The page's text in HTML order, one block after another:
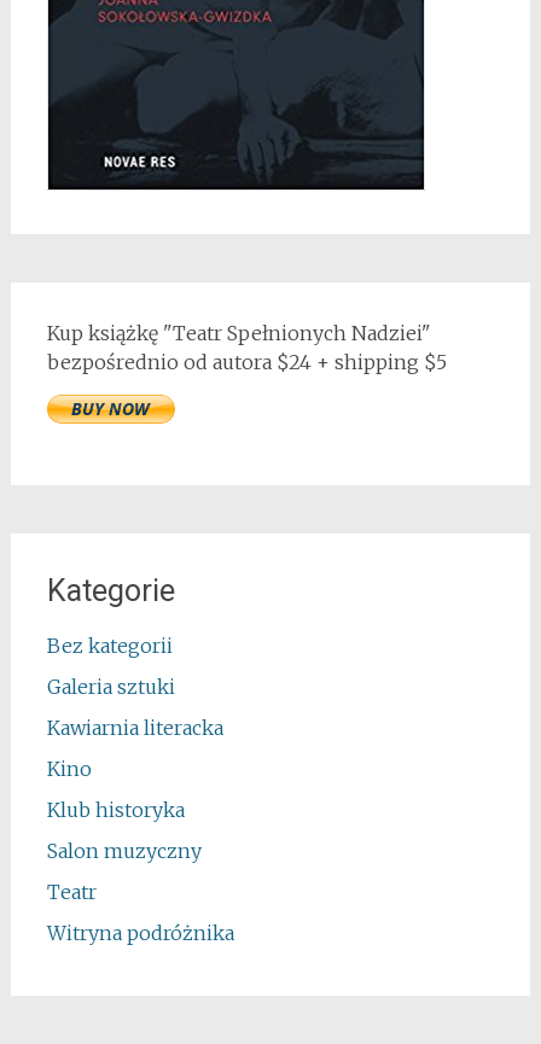
Kup książkę "Teatr Spełnionych Nadziei"
bezpośrednio od autora $24 + shipping $5
Kategorie
Bez kategorii
Galeria sztuki
Kawiarnia literacka
Kino
Klub historyka
Salon muzyczny
Teatr
Witryna podróżnika